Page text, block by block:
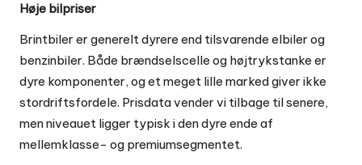
Høje bilpriser
Brintbiler er generelt dyrere end tilsvarende elbiler og
benzinbiler. Både brændselscelle og højtrykstanke er
dyre komponenter, og et meget lille marked giver ikke
stordriftsfordele. Prisdata vender vi tilbage til senere,
men niveauet ligger typisk i den dyre ende af
mellemklasse- og premiumsegmentet.